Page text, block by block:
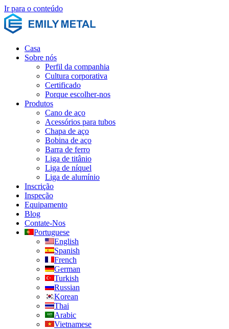
Ir para o conteúdo
Casa
Sobre nós
Perfil da companhia
Cultura corporativa
Certificado
Porque escolher-nos
Produtos
Cano de aço
Acessórios para tubos
Chapa de aço
Bobina de aço
Barra de ferro
Liga de titânio
Liga de níquel
Liga de alumínio
Inscrição
Inspeção
Equipamento
Blog
Contate-Nos
Portuguese
English
Spanish
French
German
Turkish
Russian
Korean
Thai
Arabic
Vietnamese